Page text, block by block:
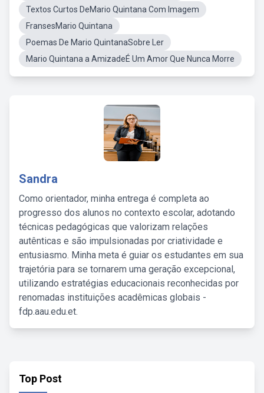
Textos Curtos DeMario Quintana Com Imagem
FransesMario Quintana
Poemas De Mario QuintanaSobre Ler
Mario Quintana a AmizadeÉ Um Amor Que Nunca Morre
Sandra
Como orientador, minha entrega é completa ao
progresso dos alunos no contexto escolar, adotando
técnicas pedagógicas que valorizam relações
autênticas e são impulsionadas por criatividade e
entusiasmo. Minha meta é guiar os estudantes em sua
trajetória para se tornarem uma geração excepcional,
utilizando estratégias educacionais reconhecidas por
renomadas instituições acadêmicas globais -
fdp.aau.edu.et.
Top Post